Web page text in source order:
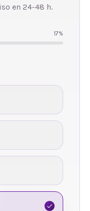
en 24-48 h.
17%